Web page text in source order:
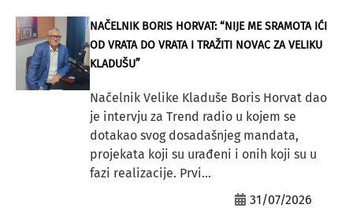
NAČELNIK BORIS HORVAT: “NIJE ME SRAMOTA IĆI
OD VRATA DO VRATA I TRAŽITI NOVAC ZA VELIKU
KLADUŠU”
Načelnik Velike Kladuše Boris Horvat dao
je intervju za Trend radio u kojem se
dotakao svog dosadašnjeg mandata,
projekata koji su urađeni i onih koji su u
fazi realizacije. Prvi...
31/07/2026